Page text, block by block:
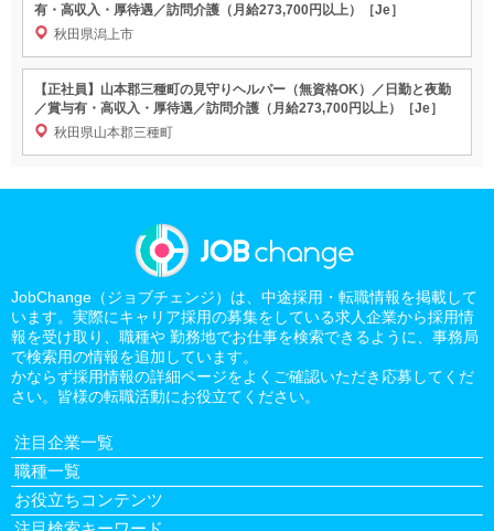
有・高収入・厚待遇／訪問介護（月給273,700円以上）［Je］
秋田県潟上市
【正社員】山本郡三種町の見守りヘルパー（無資格OK）／日勤と夜勤
／賞与有・高収入・厚待遇／訪問介護（月給273,700円以上）［Je］
秋田県山本郡三種町
JobChange（ジョブチェンジ）は、中途採用・転職情報を掲載して
います。実際にキャリア採用の募集をしている求人企業から採用情
報を受け取り、職種や 勤務地でお仕事を検索できるように、事務局
で検索用の情報を追加しています。
かならず採用情報の詳細ページをよくご確認いただき応募してくだ
さい。皆様の転職活動にお役立てください。
注目企業一覧
職種一覧
お役立ちコンテンツ